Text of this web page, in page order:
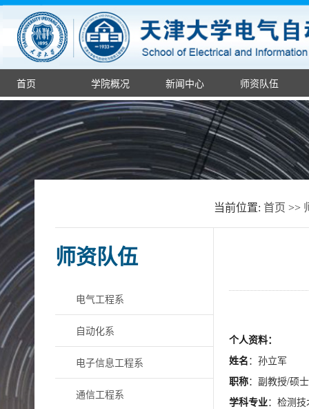
首页 学院概况 新闻中心 师资队伍
当前位置: 首页 >>
师资队伍
电气工程系
自动化系
电子信息工程系
通信工程系
个人资料：
姓名：孙立军
职称：副教授/硕
学科专业：检测技